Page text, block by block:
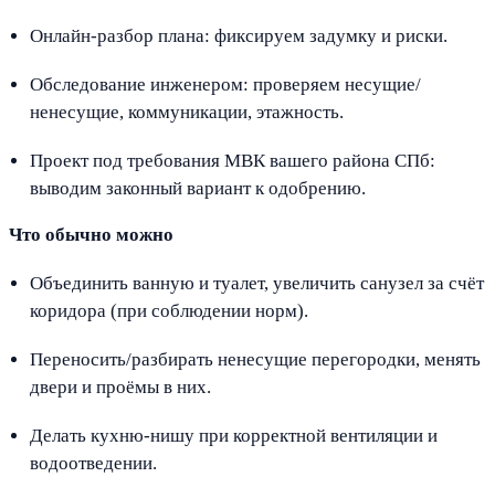
Онлайн-разбор плана: фиксируем задумку и риски.
Обследование инженером: проверяем несущие/
ненесущие, коммуникации, этажность.
Проект под требования МВК вашего района СПб:
выводим законный вариант к одобрению.
Что обычно можно
Объединить ванную и туалет, увеличить санузел за счёт
коридора (при соблюдении норм).
Переносить/разбирать ненесущие перегородки, менять
двери и проёмы в них.
Делать кухню-нишу при корректной вентиляции и
водоотведении.